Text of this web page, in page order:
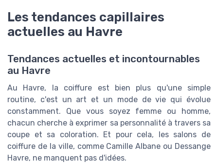
Les tendances capillaires
actuelles au Havre
Tendances actuelles et incontournables
au Havre
Au Havre, la coiffure est bien plus qu'une simple
routine, c'est un art et un mode de vie qui évolue
constamment. Que vous soyez femme ou homme,
chacun cherche à exprimer sa personnalité à travers sa
coupe et sa coloration. Et pour cela, les salons de
coiffure de la ville, comme Camille Albane ou Dessange
Havre, ne manquent pas d'idées.